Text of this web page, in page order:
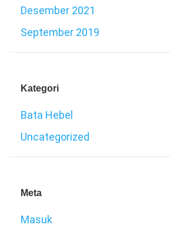
Desember 2021
September 2019
Kategori
Bata Hebel
Uncategorized
Meta
Masuk